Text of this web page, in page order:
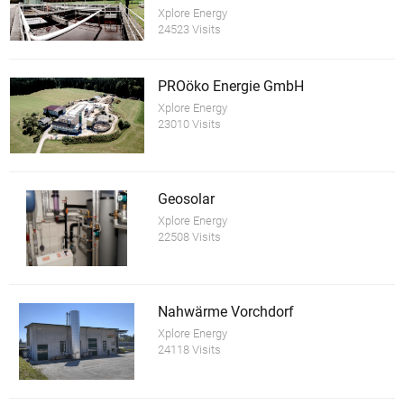
Xplore Energy
24523 Visits
PROöko Energie GmbH
Xplore Energy
23010 Visits
Geosolar
Xplore Energy
22508 Visits
Nahwärme Vorchdorf
Xplore Energy
24118 Visits